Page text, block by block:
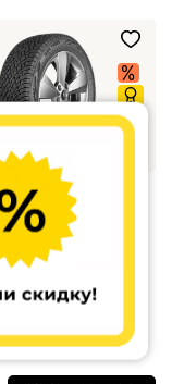
IKON Autograph
IKON
Snow 5 XL 99T
R20
26 424